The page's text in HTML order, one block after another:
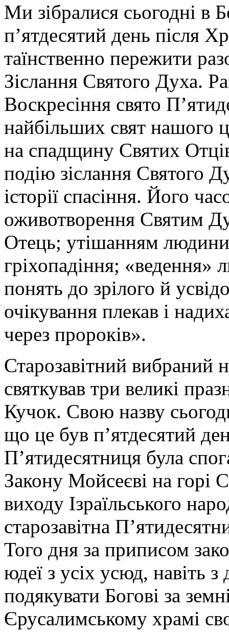
Ми зібралися сьогодні в
п’ятдесятий день після
таїнственно пережити
Зіслання Святого Духа.
Воскресіння свято
найбільших свят нашого
на спадщину Святих
подію зіслання Святого
історії спасіння. Його
оживотворення Святим
Отець; утішанням людини
гріхопадіння; «ведення»
понять до зрілого й
очікування плекав і
через пророків».
Старозавітний вибраний
святкував три великі
Кучок. Свою назву
що це був п’ятдесятий
П’ятидесятниця була
Закону Мойсеєві на горі
виходу Ізраїльського
старозавітна
Того дня за приписом
юдеї з усіх усюд, навіть
подякувати Богові за
Єрусалимському храмі